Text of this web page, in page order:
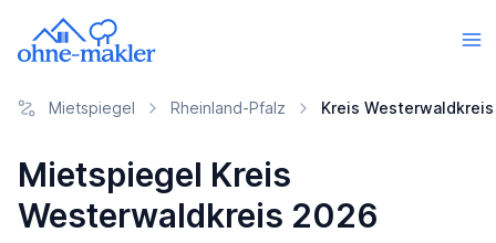
Mietspiegel Rheinland-Pfalz Kreis Westerwaldkreis
Mietspiegel Kreis
Westerwaldkreis 2026